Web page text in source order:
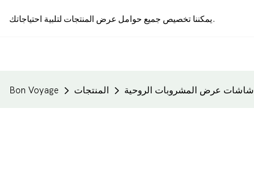
يمكننا تخصيص جميع حوامل عرض المنتجات لتلبية احتياجاتك.
Bon Voyage المنتجات شاشات عرض المشروبات الروحية